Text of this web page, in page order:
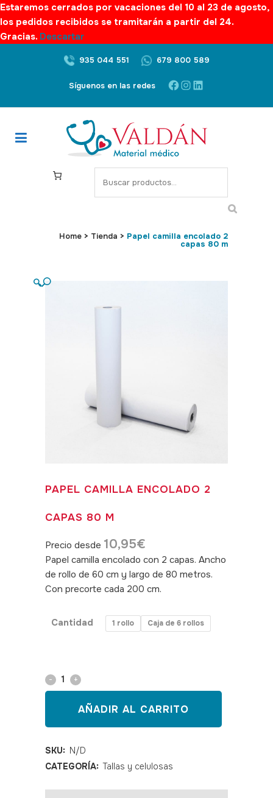
Estaremos cerrados por vacaciones del 10 al 23 de agosto,
los pedidos recibidos se tramitarán a partir del 24.
Gracias. Descartar
935 044 551 679 800 589
Síguenos en las redes Facebook
Instagram
LinkedIn
S
e
c
Home > Tienda > Papel camilla encolado 2
capas 80 m
🔍
PAPEL CAMILLA ENCOLADO 2
CAPAS 80 M
Precio desde 10,95€
Papel camilla encolado con 2 capas. Ancho
de rollo de 60 cm y largo de 80 metros.
Con precorte cada 200 cm.
Cantidad 1 rollo Caja de 6 rollos
Papel
encolado
2
capas
80
AÑADIR AL CARRITO
SKU: N/D
CATEGORÍA: Tallas y celulosas